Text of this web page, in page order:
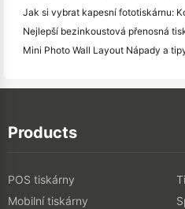
Mini Photo Wall Layout Nápady a
Products
POS tiskárny
Mobilní tiskárny